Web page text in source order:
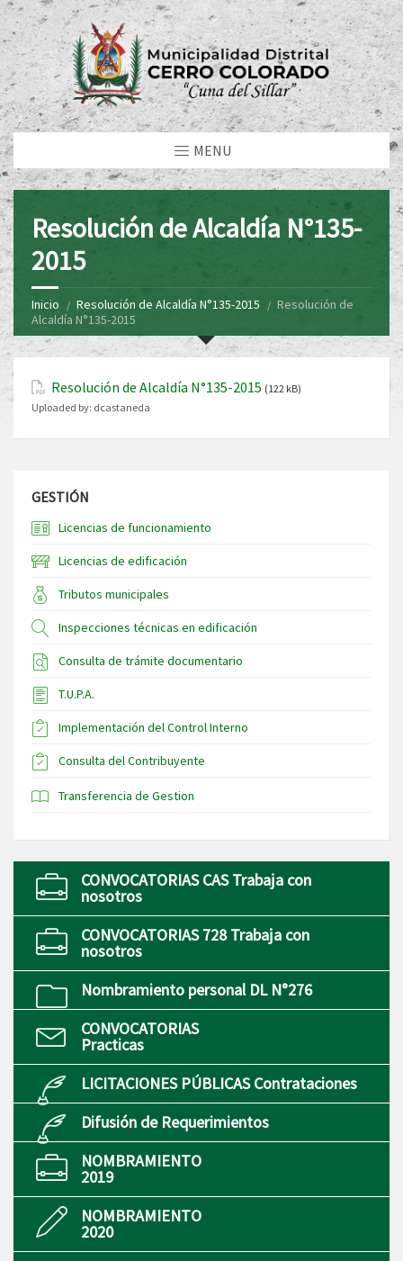
MENU
Resolución de Alcaldía N°135-
2015
Inicio Resolución de Alcaldía N°135-2015
Resolución de
Alcaldía N°135-2015
Resolución de Alcaldía N°135-2015 (122 kB)
Uploaded by: dcastaneda
GESTIÓN
Licencias de funcionamiento
Licencias de edificación
Tributos municipales
Inspecciones técnicas en edificación
Consulta de trámite documentario
T.U.P.A.
Implementación del Control Interno
Consulta del Contribuyente
Transferencia de Gestion
CONVOCATORIAS CAS Trabaja con
nosotros
CONVOCATORIAS 728 Trabaja con
nosotros
Nombramiento personal DL N°276
CONVOCATORIAS
Practicas
LICITACIONES PÚBLICAS Contrataciones
Difusión de Requerimientos
NOMBRAMIENTO
2019
NOMBRAMIENTO
2020